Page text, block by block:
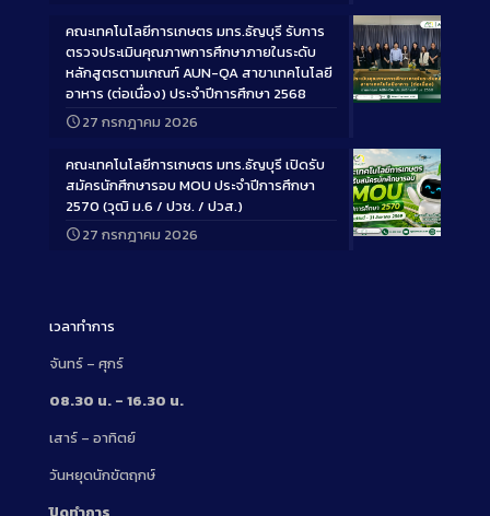
Long
คณะเทคโนโลยีการเกษตร มทร.ธัญบุรี รับการ
ตรวจประเมินคุณภาพการศึกษาภายในระดับ
หลักสูตรตามเกณฑ์ AUN-QA สาขาเทคโนโลยี
อาหาร (ต่อเนื่อง) ประจำปีการศึกษา 2568
27 กรกฎาคม 2026
Long
คณะเทคโนโลยีการเกษตร มทร.ธัญบุรี เปิดรับ
สมัครนักศึกษารอบ MOU ประจำปีการศึกษา
2570 (วุฒิ ม.6 / ปวช. / ปวส.)
27 กรกฎาคม 2026
เวลาทำการ
จันทร์ – ศุกร์
08.30 น. – 16.30 น.
เสาร์ – อาทิตย์
วันหยุดนักขัตฤกษ์
ปิดทำการ